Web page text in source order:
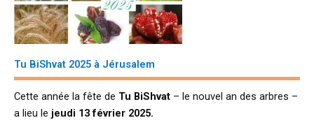
Tu BiShvat 2025 à Jérusalem
Cette année la fête de Tu BiShvat – le nouvel an des arbres –
a lieu le jeudi 13 février 2025.